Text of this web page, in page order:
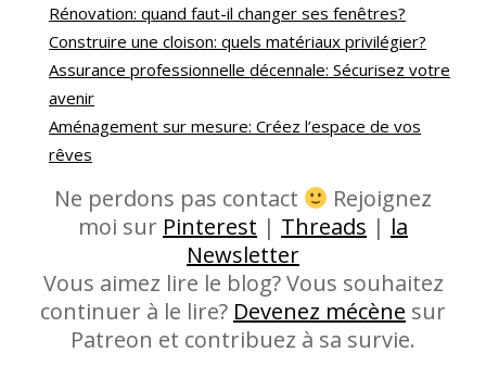
Rénovation: quand faut-il changer ses fenêtres?
Construire une cloison: quels matériaux privilégier?
Assurance professionnelle décennale: Sécurisez votre
avenir
Aménagement sur mesure: Créez l’espace de vos
rêves
Ne perdons pas contact
Rejoignez
moi sur Pinterest | Threads | la
Newsletter
Vous aimez lire le blog? Vous souhaitez
continuer à le lire? Devenez mécène sur
Patreon et contribuez à sa survie.